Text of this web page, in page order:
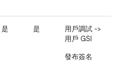
是 是
用戶調試 ->
用戶 GSI
發布簽名